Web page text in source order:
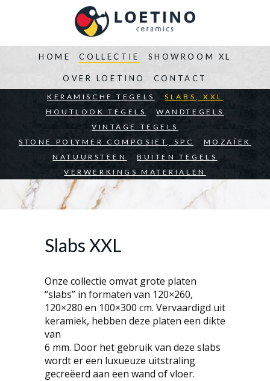
HOME COLLECTIE
KERAMISCHE TEGELS
SLABS, XXL
HOUTLOOK TEGELS
WANDTEGELS
VINTAGE TEGELS
STONE POLYMER COMPOSIET, SPC
MOZAÏEK
NATUURSTEEN
BUITEN TEGELS
VERWERKINGS MATERIALEN
SHOWROOM XL
OVER LOETINO CONTACT
Slabs XXL
Onze collectie omvat grote platen
“slabs” in formaten van 120×260,
120×280 en 100×300 cm. Vervaardigd uit
keramiek, hebben deze platen een dikte
van
6 mm. Door het gebruik van deze slabs
wordt er een luxueuze uitstraling
gecreëerd aan een wand of vloer.